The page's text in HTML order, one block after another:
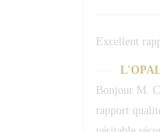
Excellent
Bonjour M.
rapport